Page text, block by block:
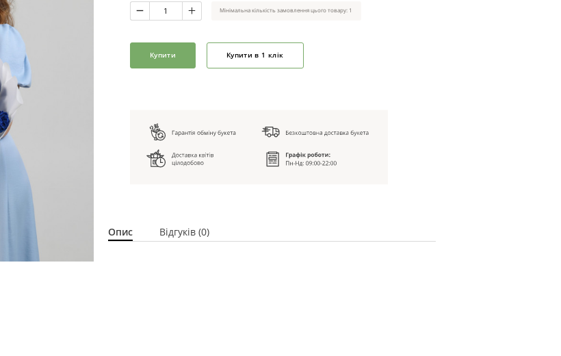
Мінімальна кількість замовлення цього товару: 1
Купити Купити в 1 клік
Опис Відгуків (0)